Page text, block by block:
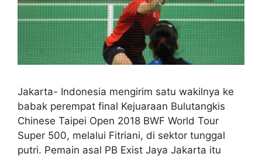
Jakarta- Indonesia mengirim satu wakilnya ke
babak perempat final Kejuaraan Bulutangkis
Chinese Taipei Open 2018 BWF World Tour
Super 500, melalui Fitriani, di sektor tunggal
putri. Pemain asal PB Exist Jaya Jakarta itu